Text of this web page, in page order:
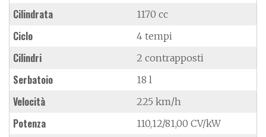
Cilindrata 1170 cc
Ciclo 4 tempi
Cilindri 2 contrapposti
Serbatoio 18 l
Velocità 225 km/h
Potenza 110,12/81,00 CV/kW